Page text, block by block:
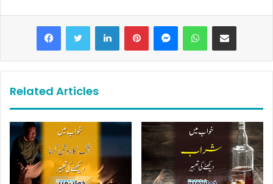
LinkedInPinterestMessengerWhatsAppShare via Email
Related Articles